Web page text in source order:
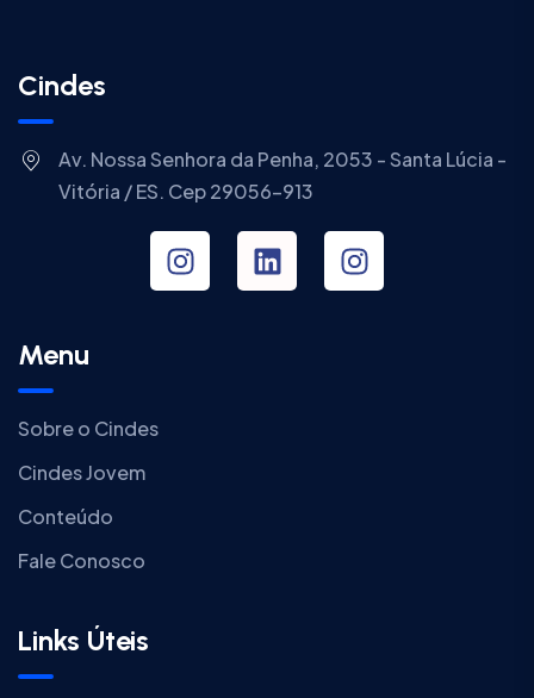
Cindes
Av. Nossa Senhora da Penha, 2053 - Santa Lúcia -
Vitória / ES. Cep 29056-913
Menu
Sobre o Cindes
Cindes Jovem
Conteúdo
Fale Conosco
Links Úteis